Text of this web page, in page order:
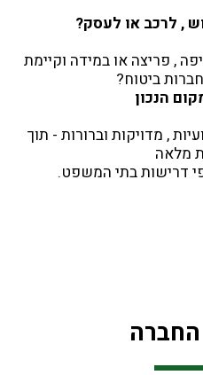
, לרכב או לעסק?
ביטוח?
הנכון
מלאה
דרישות בתי המשפט.
החברה